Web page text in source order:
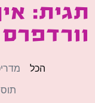
איך
מדריכים
תוספים